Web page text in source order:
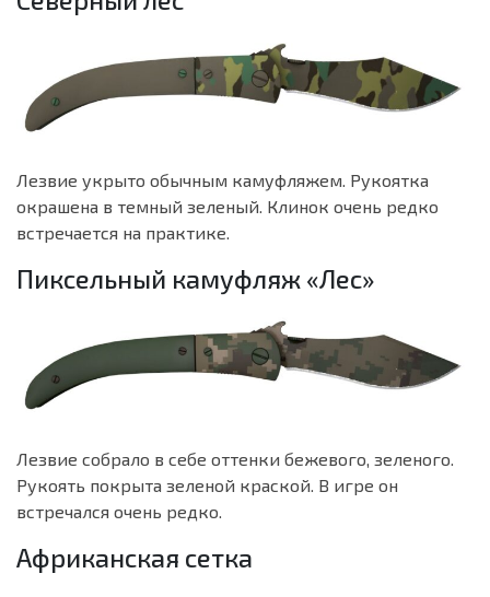
Лезвие укрыто обычным камуфляжем. Рукоятка
окрашена в темный зеленый. Клинок очень редко
встречается на практике.
Пиксельный камуфляж «Лес»
Лезвие собрало в себе оттенки бежевого, зеленого.
Рукоять покрыта зеленой краской. В игре он
встречался очень редко.
Африканская сетка